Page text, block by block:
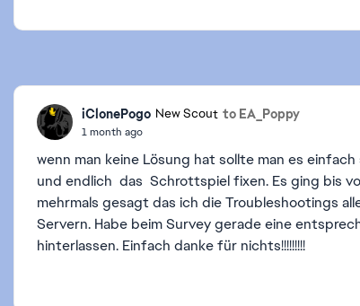
iClonePogo New Scout to EA_Poppy
1 month ago
wenn man keine Lösung hat sollte man es
und endlich das Schrottspiel fixen. Es ging bis
mehrmals gesagt das ich die Troubleshootings
Servern. Habe beim Survey gerade eine
hinterlassen. Einfach danke für nichts!!!!!!!!!